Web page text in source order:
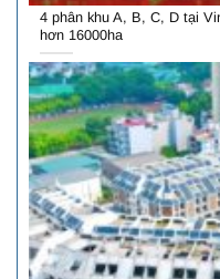
4 phân khu A, B, C, D tại
hơn 16000ha